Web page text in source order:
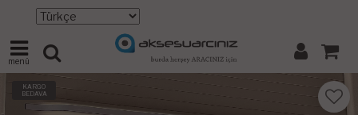
menü
KARGO
BEDAVA